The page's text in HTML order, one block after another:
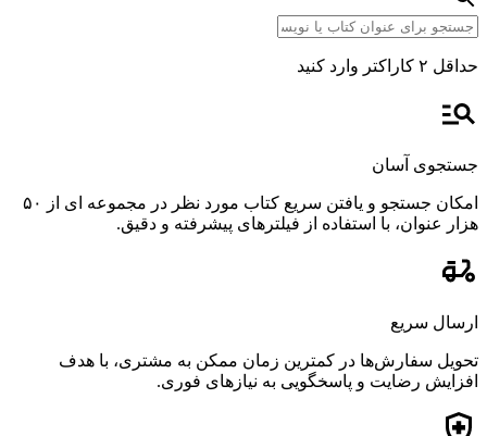
حداقل ۲ کاراکتر وارد کنید
جستجوی آسان
امکان جستجو و یافتن سریع کتاب مورد نظر در مجموعه ای از ۵۰
هزار عنوان، با استفاده از فیلترهای پیشرفته و دقیق.
ارسال سریع
تحویل سفارش‌ها در کمترین زمان ممکن به مشتری، با هدف
افزایش رضایت و پاسخگویی به نیازهای فوری.